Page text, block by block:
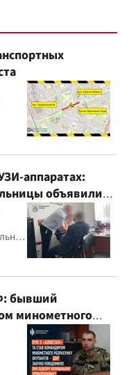
аппаратах:
объявили
бывший
минометного